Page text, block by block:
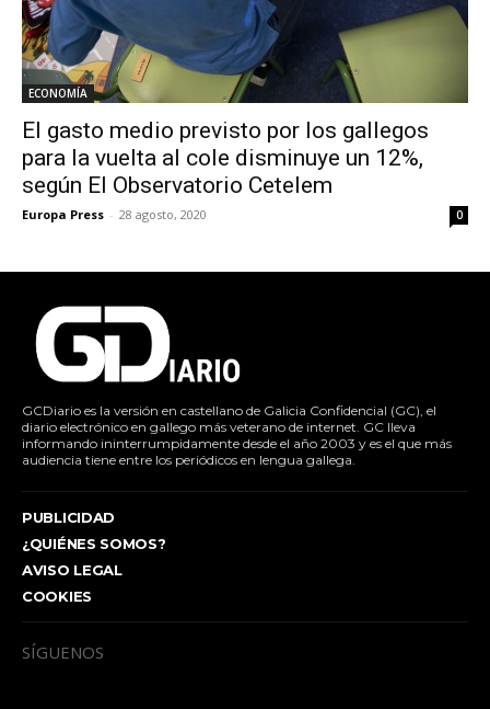
ECONOMÍA
El gasto medio previsto por los gallegos
para la vuelta al cole disminuye un 12%,
según El Observatorio Cetelem
Europa Press - 28 agosto, 2020 0
GCDiario es la versión en castellano de Galicia Confidencial (GC), el
diario electrónico en gallego más veterano de internet. GC lleva
informando ininterrumpidamente desde el año 2003 y es el que más
audiencia tiene entre los periódicos en lengua gallega.
PUBLICIDAD
¿QUIÉNES SOMOS?
AVISO LEGAL
COOKIES
SÍGUENOS